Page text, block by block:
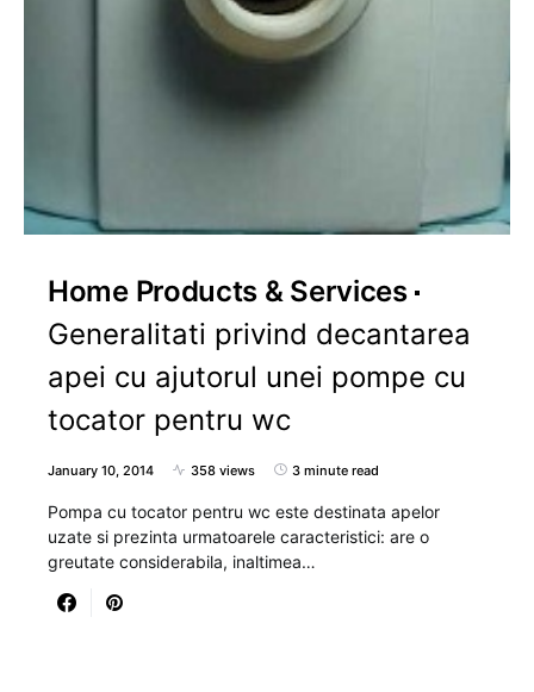
Home Products & Services
Generalitati privind decantarea
apei cu ajutorul unei pompe cu
tocator pentru wc
January 10, 2014 358 views 3 minute read
Pompa cu tocator pentru wc este destinata apelor
uzate si prezinta urmatoarele caracteristici: are o
greutate considerabila, inaltimea…